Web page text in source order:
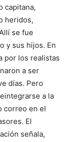
capitana,
heridos,
se fue
y sus hijos. En
por los realistas
a ser
días. Pero
a la
correo en el
El
señala,